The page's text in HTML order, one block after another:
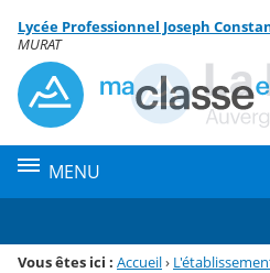
Menu de la rubrique
Contenu
Lycée Professionnel Joseph
MURAT
MENU
Vous êtes ici : Accueil›